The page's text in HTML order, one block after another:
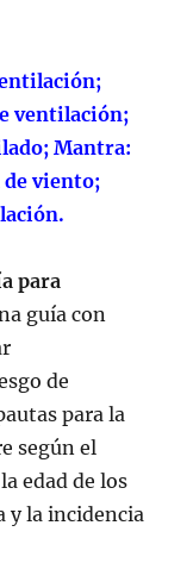
ventilación;
Mantra:
viento;
para
guía con
de
para la
según el
edad de los
y la incidencia